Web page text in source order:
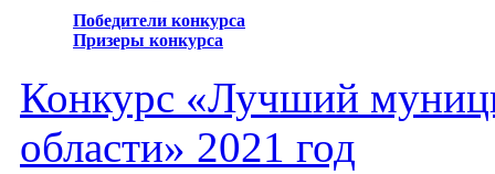
Победители конкурса
Призеры конкурса
Конкурс «Лучший
области» 2021 год